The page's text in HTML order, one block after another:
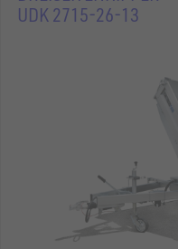
UDK 2715-26-13